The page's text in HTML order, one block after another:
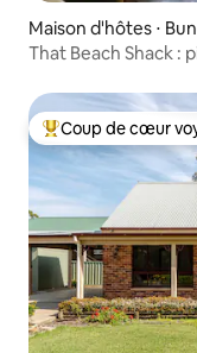
Maison d'hôtes ⋅
That Beach Shack :
Coups de cœur
Coup de cœur